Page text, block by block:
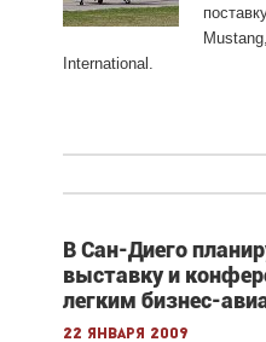
International.
В Сан-Диего
выставку и
легким бизнес-
22 января 2009